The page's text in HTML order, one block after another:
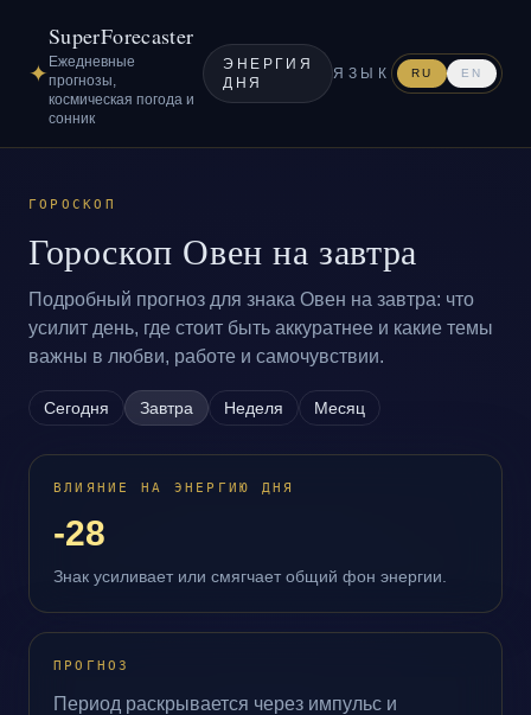
✦
SuperForecaster
Ежедневные
прогнозы,
космическая погода и
сонник
ЭНЕРГИЯ
ДНЯ
ЯЗЫК RU EN
ГОРОСКОП
Гороскоп Овен на завтра
Подробный прогноз для знака Овен на завтра: что
усилит день, где стоит быть аккуратнее и какие темы
важны в любви, работе и самочувствии.
Сегодня Завтра Неделя Месяц
ВЛИЯНИЕ НА ЭНЕРГИЮ ДНЯ
-28
Знак усиливает или смягчает общий фон энергии.
ПРОГНОЗ
Период раскрывается через импульс и